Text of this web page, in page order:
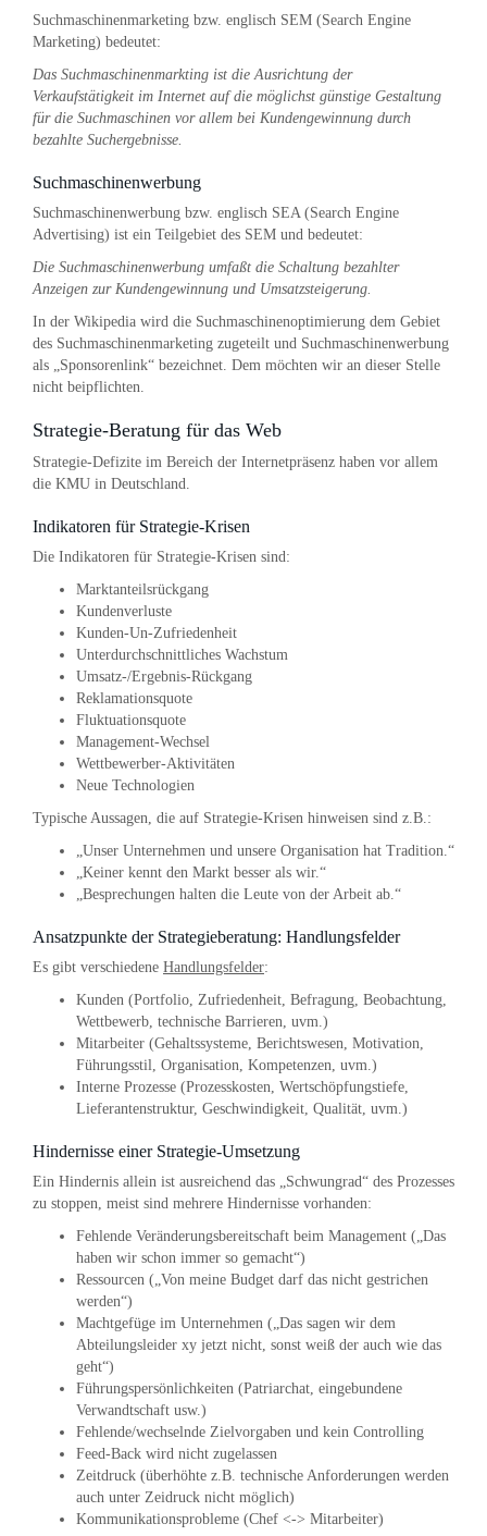
Suchmaschinenmarketing bzw. englisch SEM (Search Engine
Marketing) bedeutet:
Das Suchmaschinenmarkting ist die Ausrichtung der
Verkaufstätigkeit im Internet auf die möglichst günstige Gestaltung
für die Suchmaschinen vor allem bei Kundengewinnung durch
bezahlte Suchergebnisse.
Suchmaschinenwerbung
Suchmaschinenwerbung bzw. englisch SEA (Search Engine
Advertising) ist ein Teilgebiet des SEM und bedeutet:
Die Suchmaschinenwerbung umfaßt die Schaltung bezahlter
Anzeigen zur Kundengewinnung und Umsatzsteigerung.
In der Wikipedia wird die Suchmaschinenoptimierung dem Gebiet
des Suchmaschinenmarketing zugeteilt und Suchmaschinenwerbung
als „Sponsorenlink“ bezeichnet. Dem möchten wir an dieser Stelle
nicht beipflichten.
Strategie-Beratung für das Web
Strategie-Defizite im Bereich der Internetpräsenz haben vor allem
die KMU in Deutschland.
Indikatoren für Strategie-Krisen
Die Indikatoren für Strategie-Krisen sind:
Marktanteilsrückgang
Kundenverluste
Kunden-Un-Zufriedenheit
Unterdurchschnittliches Wachstum
Umsatz-/Ergebnis-Rückgang
Reklamationsquote
Fluktuationsquote
Management-Wechsel
Wettbewerber-Aktivitäten
Neue Technologien
Typische Aussagen, die auf Strategie-Krisen hinweisen sind z.B.:
„Unser Unternehmen und unsere Organisation hat Tradition.“
„Keiner kennt den Markt besser als wir.“
„Besprechungen halten die Leute von der Arbeit ab.“
Ansatzpunkte der Strategieberatung: Handlungsfelder
Es gibt verschiedene Handlungsfelder:
Kunden (Portfolio, Zufriedenheit, Befragung, Beobachtung,
Wettbewerb, technische Barrieren, uvm.)
Mitarbeiter (Gehaltssysteme, Berichtswesen, Motivation,
Führungsstil, Organisation, Kompetenzen, uvm.)
Interne Prozesse (Prozesskosten, Wertschöpfungstiefe,
Lieferantenstruktur, Geschwindigkeit, Qualität, uvm.)
Hindernisse einer Strategie-Umsetzung
Ein Hindernis allein ist ausreichend das „Schwungrad“ des Prozesses
zu stoppen, meist sind mehrere Hindernisse vorhanden:
Fehlende Veränderungsbereitschaft beim Management („Das
haben wir schon immer so gemacht“)
Ressourcen („Von meine Budget darf das nicht gestrichen
werden“)
Machtgefüge im Unternehmen („Das sagen wir dem
Abteilungsleider xy jetzt nicht, sonst weiß der auch wie das
geht“)
Führungspersönlichkeiten (Patriarchat, eingebundene
Verwandtschaft usw.)
Fehlende/wechselnde Zielvorgaben und kein Controlling
Feed-Back wird nicht zugelassen
Zeitdruck (überhöhte z.B. technische Anforderungen werden
auch unter Zeidruck nicht möglich)
Kommunikationsprobleme (Chef <-> Mitarbeiter)